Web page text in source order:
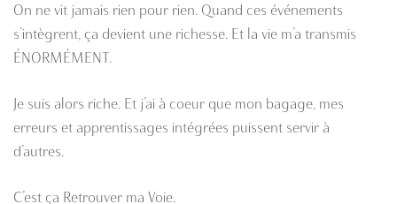
On ne vit jamais rien pour rien. Quand ces événements
s’intègrent, ça devient une richesse. Et la vie m’a transmis
ÉNORMÉMENT.
Je suis alors riche. Et j’ai à coeur que mon bagage, mes
erreurs et apprentissages intégrées puissent servir à
d’autres.
C’est ça Retrouver ma Voie.